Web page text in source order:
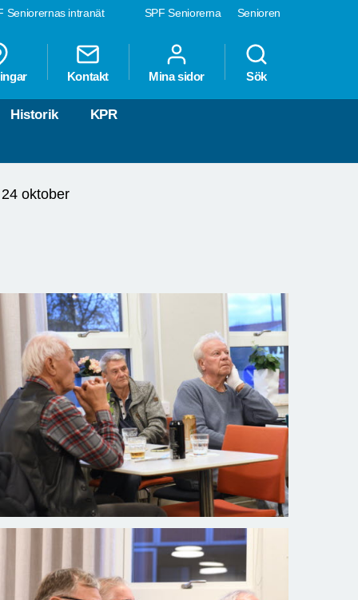
SPF Seniorerna Senioren
Seniorernas intranät
Kontakt Mina sidor Sök
Historik KPR
24 oktober